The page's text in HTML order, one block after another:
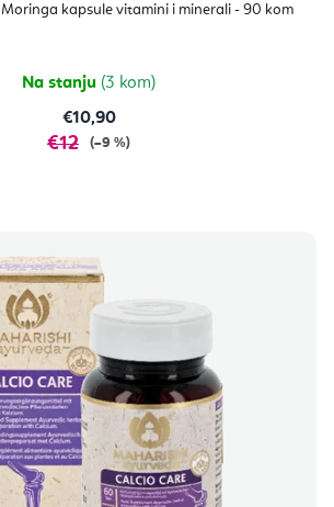
kapsule vitamini i minerali - 90 kom
Na stanju (3 kom)
€10,90
€12 (–9 %)